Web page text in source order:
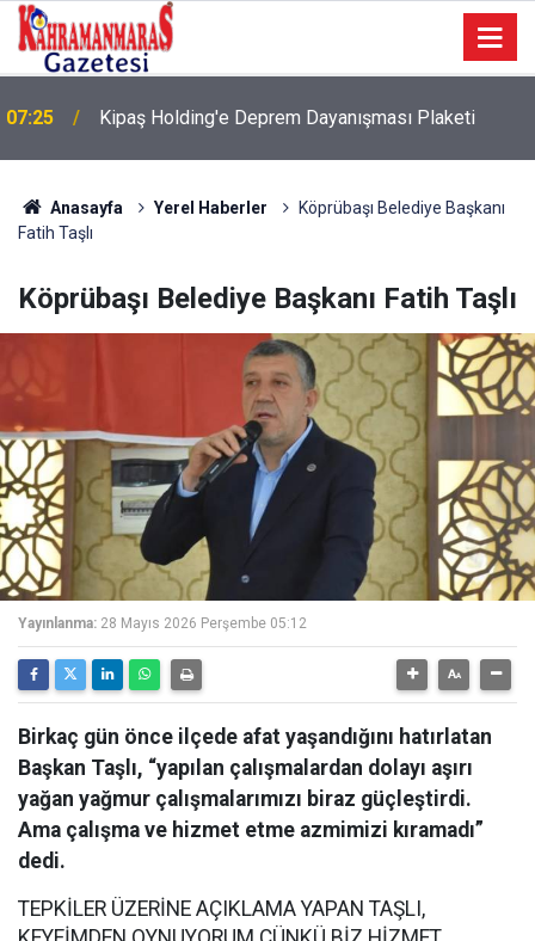
07:25 Kipaş Holding'e Deprem Dayanışması Plaketi
Anasayfa Yerel Haberler
Köprübaşı Belediye Başkanı
Fatih Taşlı
Köprübaşı Belediye Başkanı Fatih Taşlı
Yayınlanma: 28 Mayıs 2026 Perşembe 05:12
Birkaç gün önce ilçede afat yaşandığını hatırlatan
Başkan Taşlı, “yapılan çalışmalardan dolayı aşırı
yağan yağmur çalışmalarımızı biraz güçleştirdi.
Ama çalışma ve hizmet etme azmimizi kıramadı”
dedi.
TEPKİLER ÜZERİNE AÇIKLAMA YAPAN TAŞLI,